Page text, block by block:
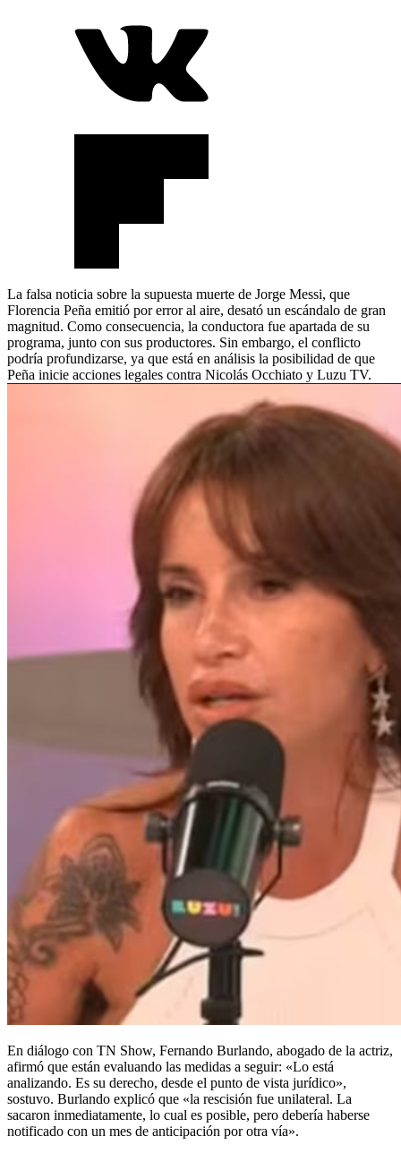
La falsa noticia sobre la supuesta muerte de Jorge Messi, que
Florencia Peña emitió por error al aire, desató un escándalo de gran
magnitud. Como consecuencia, la conductora fue apartada de su
programa, junto con sus productores. Sin embargo, el conflicto
podría profundizarse, ya que está en análisis la posibilidad de que
Peña inicie acciones legales contra Nicolás Occhiato y Luzu TV.
En diálogo con TN Show, Fernando Burlando, abogado de la actriz,
afirmó que están evaluando las medidas a seguir: «Lo está
analizando. Es su derecho, desde el punto de vista jurídico»,
sostuvo. Burlando explicó que «la rescisión fue unilateral. La
sacaron inmediatamente, lo cual es posible, pero debería haberse
notificado con un mes de anticipación por otra vía».